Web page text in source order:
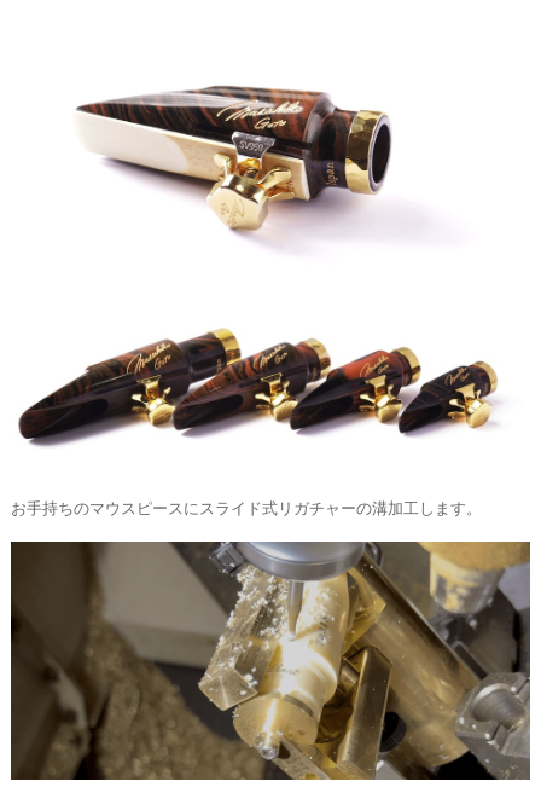
お手持ちのマウスピースにスライド式リガチャーの溝加工します。